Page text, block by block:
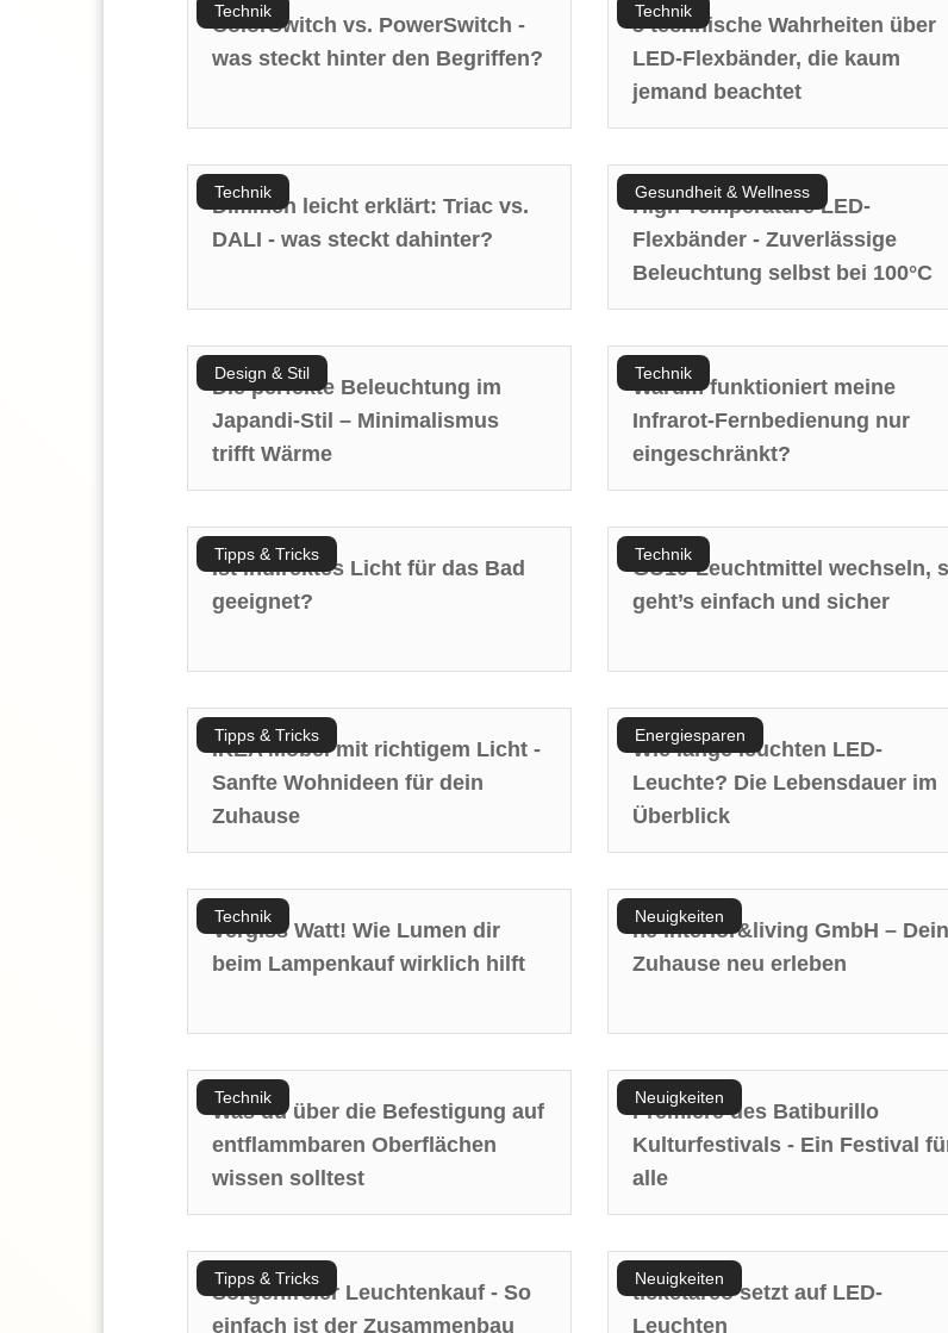
Technik
ColorSwitch vs. PowerSwitch -
was steckt hinter den Begriffen?
Technik
5 technische Wahrheiten über
LED-Flexbänder, die kaum
jemand beachtet
Technik
Dimmen leicht erklärt: Triac vs.
DALI - was steckt dahinter?
Gesundheit & Wellness
High Temperature LED-
Flexbänder - Zuverlässige
Beleuchtung selbst bei 100°C
Design & Stil
Die perfekte Beleuchtung im
Japandi-Stil – Minimalismus
trifft Wärme
Technik
Warum funktioniert meine
Infrarot-Fernbedienung nur
eingeschränkt?
Tipps & Tricks
Ist indirektes Licht für das Bad
geeignet?
Technik
GU10-Leuchtmittel wechseln,
geht’s einfach und sicher
Tipps & Tricks
IKEA Möbel mit richtigem Licht -
Sanfte Wohnideen für dein
Zuhause
Energiesparen
Wie lange leuchten LED-
Leuchte? Die Lebensdauer im
Überblick
Technik
Vergiss Watt! Wie Lumen dir
beim Lampenkauf wirklich hilft
Neuigkeiten
ne interior&living GmbH – Dein
Zuhause neu erleben
Technik
Was du über die Befestigung auf
entflammbaren Oberflächen
wissen solltest
Neuigkeiten
Premiere des Batiburillo
Kulturfestivals - Ein Festival
alle
Tipps & Tricks
Sorgenfreier Leuchtenkauf - So
einfach ist der Zusammenbau
Neuigkeiten
ticketareo setzt auf LED-
Leuchten